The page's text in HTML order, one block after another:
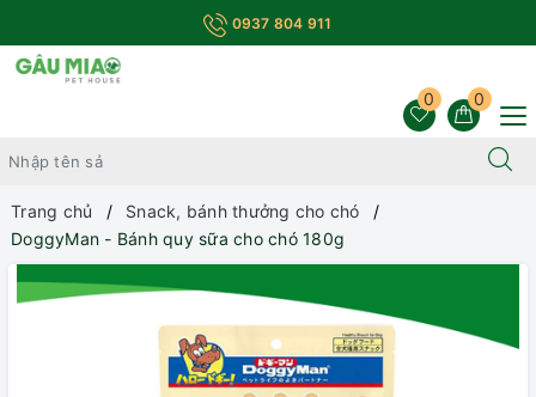
0937 804 911
0
0
Trang chủ
Snack, bánh thưởng cho chó
DoggyMan - Bánh quy sữa cho chó 180g